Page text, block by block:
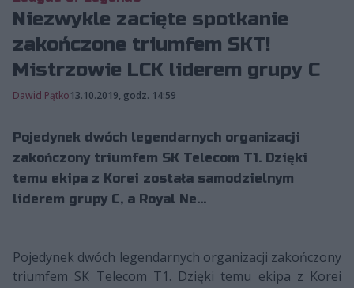
Niezwykle zacięte spotkanie
zakończone triumfem SKT!
Mistrzowie LCK liderem grupy C
Dawid Pątko13.10.2019, godz. 14:59
Pojedynek dwóch legendarnych organizacji
zakończony triumfem SK Telecom T1. Dzięki
temu ekipa z Korei została samodzielnym
liderem grupy C, a Royal Ne...
Pojedynek dwóch legendarnych organizacji zakończony
triumfem SK Telecom T1. Dzięki temu ekipa z Korei